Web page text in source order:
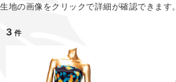
生地の画像をクリックで詳細が確認できます。
3 件